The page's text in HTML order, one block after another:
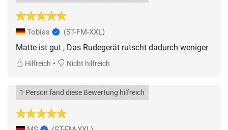
Tobias (ST-FM-XXL)
Matte ist gut , Das Rudegerät rutscht dadurch weniger
Hilfreich • Nicht hilfreich
1 Person fand diese Bewertung hilfreich